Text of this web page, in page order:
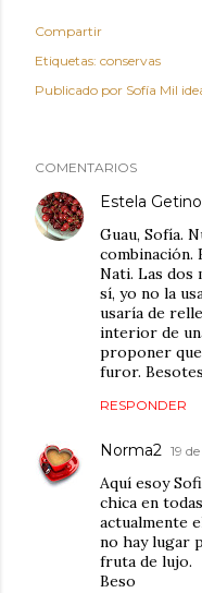
Compartir
Etiquetas: conservas
Publicado por Sofía Mil
COMENTARIOS
Estela Getino
Guau, Sofía.
combinación.
Nati. Las dos
sí, yo no la
usaría de
interior de
proponer
furor.
RESPONDER
Norma2 19
Aquí esoy
chica en
actualmente
no hay lugar
fruta de lujo.
Beso